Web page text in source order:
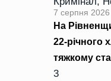
7 серпня 2026
На
22-річного
тяжкому
3